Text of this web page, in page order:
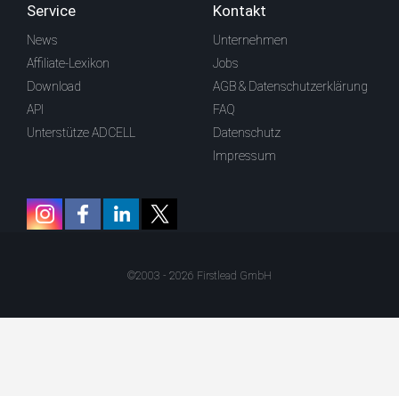
Service
News
Affiliate-Lexikon
Download
API
Unterstütze ADCELL
Kontakt
Unternehmen
Jobs
AGB & Datenschutzerklärung
FAQ
Datenschutz
Impressum
©2003 - 2026 Firstlead GmbH